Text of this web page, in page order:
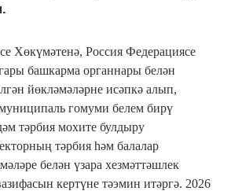
Хөкүмәтенә, Россия Федерациясе
башкарма органнары белән
йөкләмәләрне исәпкә алып,
гомуми белем бирү
тәрбия мохите булдыру
тәрбия һәм балалар
белән үзара хезмәттәшлек
кертүне тәэмин итәргә. 2026